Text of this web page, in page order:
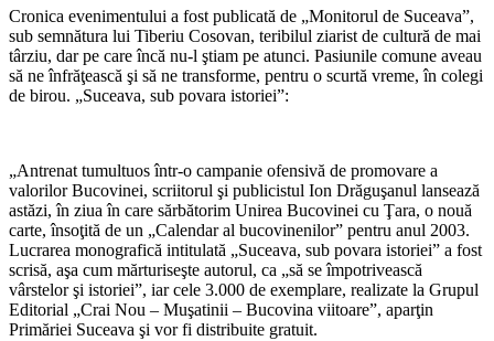
Cronica evenimentului a fost publicată de „Monitorul de Suceava”,
sub semnătura lui Tiberiu Cosovan, teribilul ziarist de cultură de mai
târziu, dar pe care încă nu-l ştiam pe atunci. Pasiunile comune aveau
să ne înfrăţească şi să ne transforme, pentru o scurtă vreme, în colegi
de birou. „Suceava, sub povara istoriei”:
„Antrenat tumultuos într-o campanie ofensivă de promovare a
valorilor Bucovinei, scriitorul şi publicistul Ion Drăguşanul lansează
astăzi, în ziua în care sărbătorim Unirea Bucovinei cu Ţara, o nouă
carte, însoţită de un „Calendar al bucovinenilor” pentru anul 2003.
Lucrarea monografică intitu­lată „Suceava, sub povara istoriei” a fost
scrisă, aşa cum mărturiseşte autorul, ca „să se împotrivească
vârstelor şi isto­riei”, iar cele 3.000 de exemplare, rea­lizate la Grupul
Editorial „Crai Nou – Muşatinii – Bucovina viitoare”, aparţin
Primăriei Suceava şi vor fi distribuite gratuit.